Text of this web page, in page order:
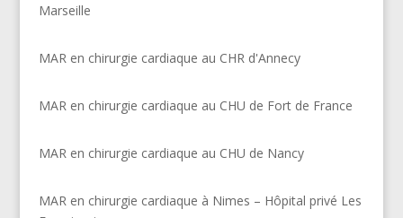
Marseille
MAR en chirurgie cardiaque au CHR d'Annecy
MAR en chirurgie cardiaque au CHU de Fort de France
MAR en chirurgie cardiaque au CHU de Nancy
MAR en chirurgie cardiaque à Nimes – Hôpital privé Les